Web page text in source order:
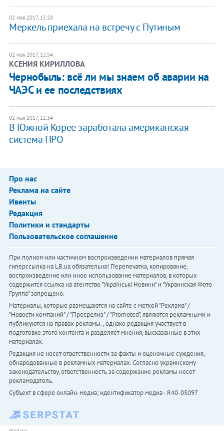
02 мая 2017, 15:28
Меркель приехала на встречу с Путиным
02 мая 2017, 12:54
КСЕНИЯ КИРИЛЛОВА
​Чернобыль: всё ли мы знаем об аварии на
ЧАЭС и ее последствиях
02 мая 2017, 12:34
В Южной Корее заработала американская
система ПРО
Про нас
Реклама на сайте
Ивенты
Редакция
Политики и стандарты
Пользовательское соглашение
При полном или частичном воспроизведении материалов прямая
гиперссылка на LB.ua обязательна! Перепечатка, копирование,
воспроизведение или иное использование материалов, в которых
содержится ссылка на агентство "Українськi Новини" и "Украинская Фото
Группа" запрещено.
Материалы, которые размещаются на сайте с меткой "Реклама" /
"Новости компаний" / "Пресрелиз" / "Promoted", являются рекламными и
публикуются на правах рекламы. , однако редакция участвует в
подготовке этого контента и разделяет мнения, высказанные в этих
материалах.
Редакция не несет ответственности за факты и оценочные суждения,
обнародованные в рекламных материалах. Согласно украинскому
законодательству, ответственность за содержание рекламы несет
рекламодатель.
Субъект в сфере онлайн-медиа; идентификатор медиа - R40-05097